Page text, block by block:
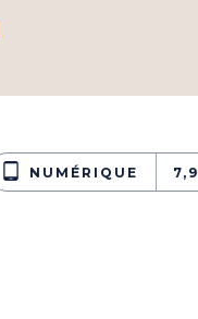
tablet_android NUMÉRIQUE